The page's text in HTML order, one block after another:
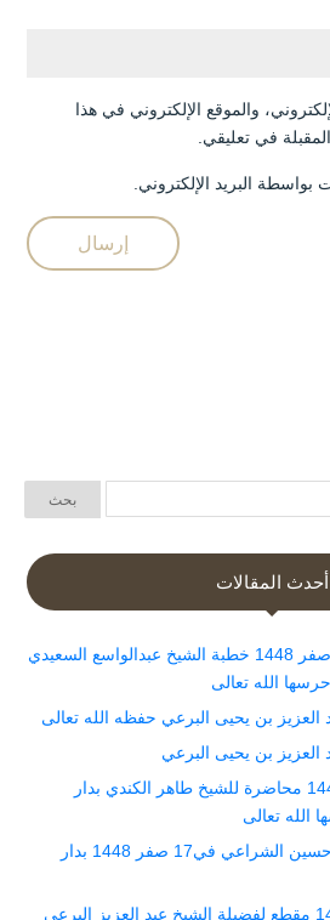
والموقع الإلكتروني في هذا
في تعليقي.
بواسطة البريد الإلكتروني.
أحدث المقالات
السابقون بالخيرات في 24 صفر 1448 خطبة الشيخ عبدالواسع السعيدي
الله تعالى
بن يحيى البرعي حفظه الله تعالى
بن يحيى البرعي
خطر الرياء في 16 صفر 1448 محاضرة للشيخ طاهر الكندي بدار
تعالى
الإيمان بالقدر خطبة الشيخ حسين الشراعي في17 صفر 1448 بدار
درجات الجنة 29 محرم 1448 مقطع لفضيلة الشيخ عبد العزيز البرعي